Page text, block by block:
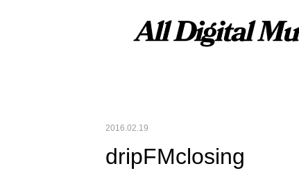
2016.02.19
dripFMclosing